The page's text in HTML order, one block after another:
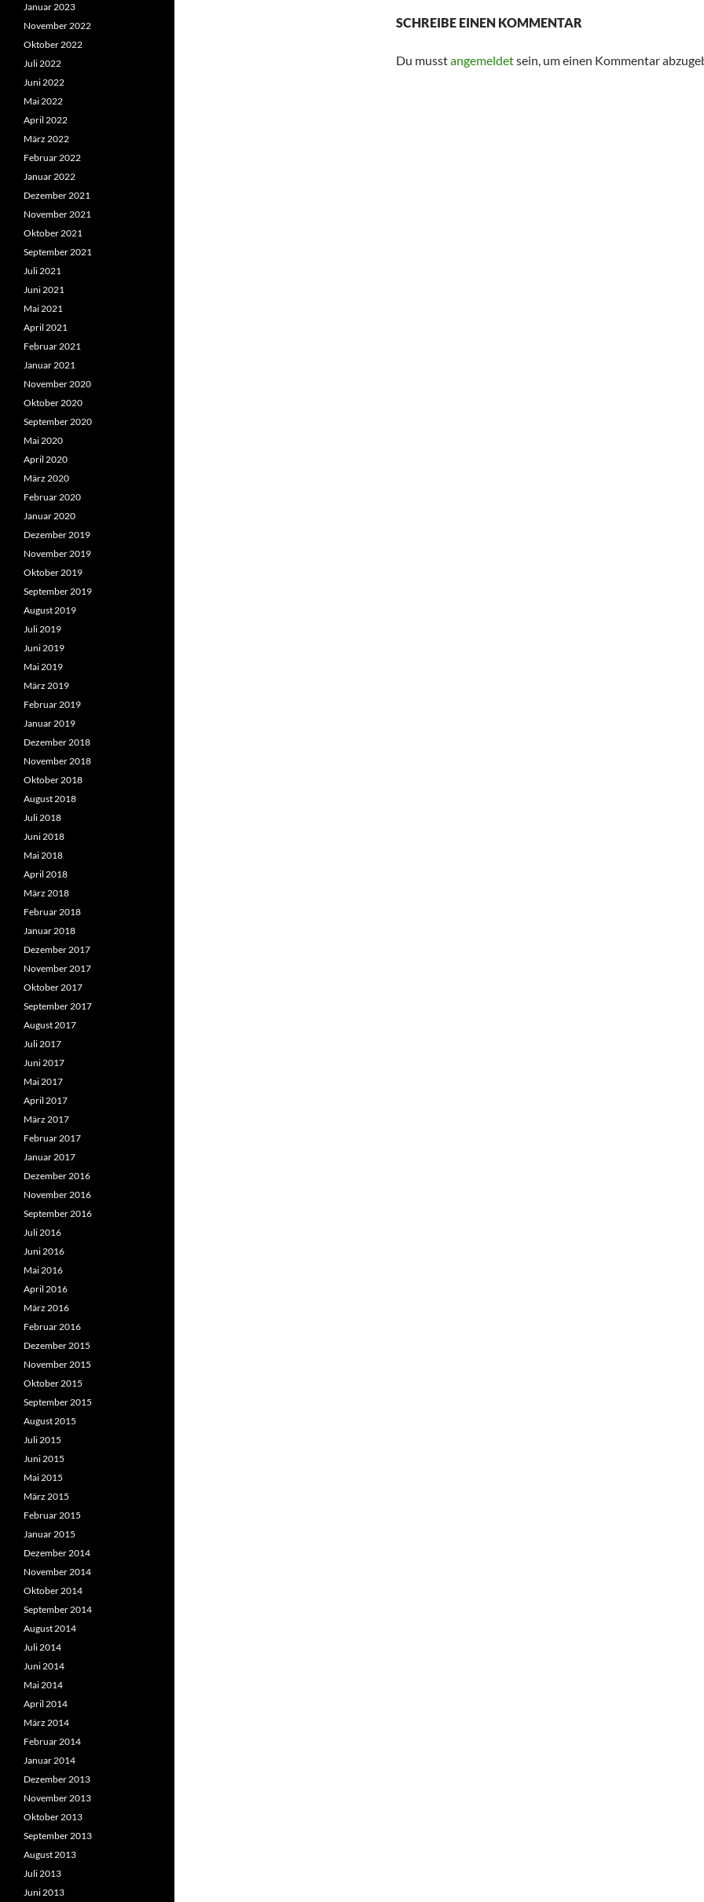
SCHREIBE EINEN KOMMENTAR
Du musstangemeldetsein, um einen Kommentar
Januar 2023
November 2022
Oktober 2022
Juli 2022
Juni 2022
Mai 2022
April 2022
März 2022
Februar 2022
Januar 2022
Dezember 2021
November 2021
Oktober 2021
September 2021
Juli 2021
Juni 2021
Mai 2021
April 2021
Februar 2021
Januar 2021
November 2020
Oktober 2020
September 2020
Mai 2020
April 2020
März 2020
Februar 2020
Januar 2020
Dezember 2019
November 2019
Oktober 2019
September 2019
August 2019
Juli 2019
Juni 2019
Mai 2019
März 2019
Februar 2019
Januar 2019
Dezember 2018
November 2018
Oktober 2018
August 2018
Juli 2018
Juni 2018
Mai 2018
April 2018
März 2018
Februar 2018
Januar 2018
Dezember 2017
November 2017
Oktober 2017
September 2017
August 2017
Juli 2017
Juni 2017
Mai 2017
April 2017
März 2017
Februar 2017
Januar 2017
Dezember 2016
November 2016
September 2016
Juli 2016
Juni 2016
Mai 2016
April 2016
März 2016
Februar 2016
Dezember 2015
November 2015
Oktober 2015
September 2015
August 2015
Juli 2015
Juni 2015
Mai 2015
März 2015
Februar 2015
Januar 2015
Dezember 2014
November 2014
Oktober 2014
September 2014
August 2014
Juli 2014
Juni 2014
Mai 2014
April 2014
März 2014
Februar 2014
Januar 2014
Dezember 2013
November 2013
Oktober 2013
September 2013
August 2013
Juli 2013
Juni 2013